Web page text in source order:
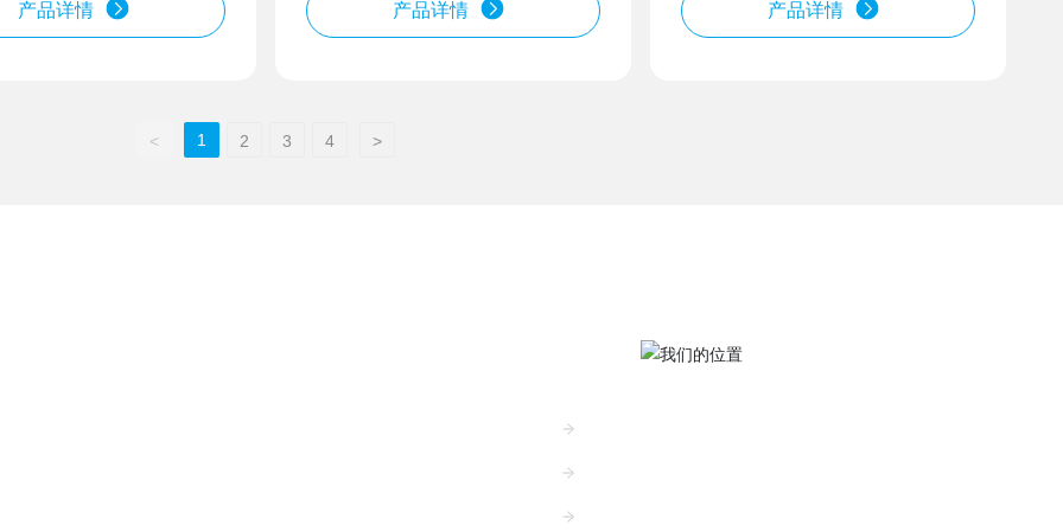
产品详情 产品详情 产品详情
< 1 2 3 4 >